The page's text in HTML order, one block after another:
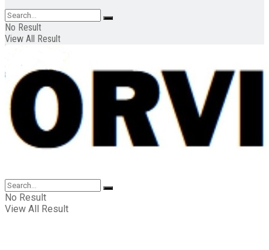
No Result
View All Result
No Result
View All Result